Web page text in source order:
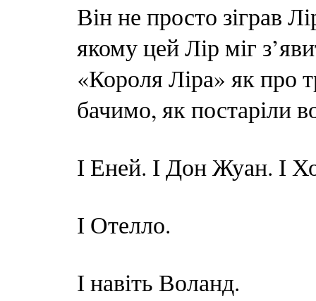
Він не просто зіграв
якому цей Лір міг
«Короля Ліра» як про
бачимо, як постаріли
І Еней. І Дон Жуан. І
І Отелло.
І навіть Воланд.